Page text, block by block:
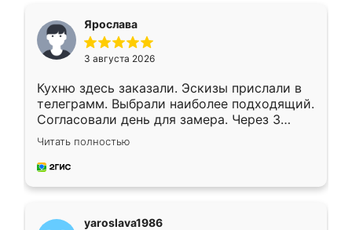
Ярослава
3 августа 2026
Кухню здесь заказали. Эскизы прислали в
телеграмм. Выбрали наиболее подходящий.
Согласовали день для замера. Через 3
недели кухня была уже готова. Остались
довольны работой. Спасибо Ренессанс
мебель за качественную работу!
Читать полностью
yaroslava1986